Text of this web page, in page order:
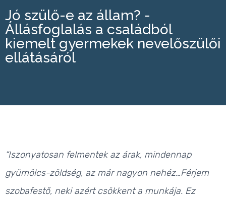
Jó szülő-e az állam? -
Állásfoglalás a családból
kiemelt gyermekek nevelőszülői
ellátásáról
“Iszonyatosan felmentek az árak, mindennap
gyümölcs-zöldség, az már nagyon nehéz…Férjem
szobafestő, neki azért csökkent a munkája. Ez